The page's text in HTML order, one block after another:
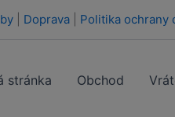
Doprava Politika ochrany
stránka Obchod